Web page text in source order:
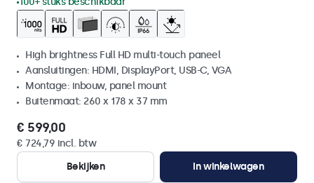
High brightness Full HD multi-touch paneel
Aansluitingen: HDMI, DisplayPort, USB-C, VGA
Montage: inbouw, panel mount
Buitenmaat: 260 x 178 x 37 mm
€ 599,00
€ 724,79 incl. btw
Bekijken
In winkelwagen